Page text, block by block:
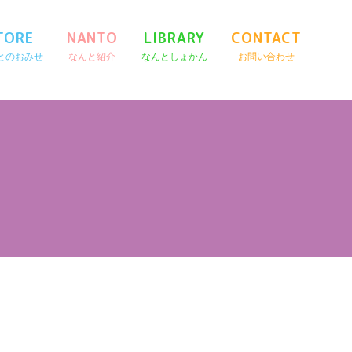
のおみせ
NANTO
なんと紹介
LIBRARY
なんとしょかん
CONTACT
お問い合わせ